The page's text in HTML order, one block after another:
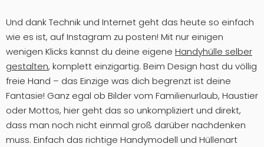
Und dank Technik und Internet geht das heute so einfach
wie es ist, auf Instagram zu posten! Mit nur einigen
wenigen Klicks kannst du deine eigene Handyhülle selber
gestalten, komplett einzigartig. Beim Design hast du völlig
freie Hand – das Einzige was dich begrenzt ist deine
Fantasie! Ganz egal ob Bilder vom Familienurlaub, Haustier
oder Mottos, hier geht das so unkompliziert und direkt,
dass man noch nicht einmal groß darüber nachdenken
muss. Einfach das richtige Handymodell und Hüllenart